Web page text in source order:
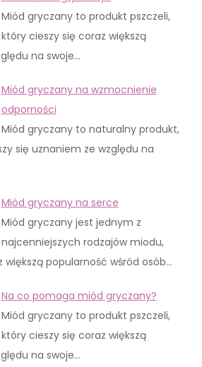
Miód gryczany to produkt pszczeli,
który cieszy się coraz większą
na swoje…
Miód gryczany na wzmocnienie
odporności
Miód gryczany to naturalny produkt,
się uznaniem ze względu na
Miód gryczany na serce
Miód gryczany jest jednym z
najcenniejszych rodzajów miodu,
popularność wśród osób…
Na co pomaga miód gryczany?
Miód gryczany to produkt pszczeli,
który cieszy się coraz większą
na swoje…